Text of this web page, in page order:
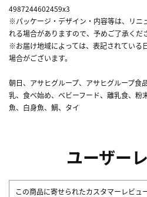
4987244602459x3
※パッケージ・デザイン・内容等は、リニ
れる場合がありますので、予めご了承くだ
※お届け地域によっては、表記されている
場合がございます。
朝日、アサヒグループ、アサヒグループ食
乳、食べ始め、ベビーフード、離乳食、粉
魚、白身魚、鯛、タイ
ユーザー
この商品に寄せられたカスタマーレビュ